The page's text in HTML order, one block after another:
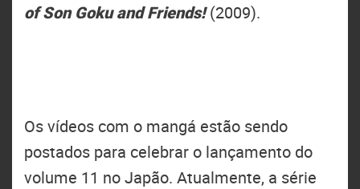
of Son Goku and Friends!(2009).
Os vídeos com o mangá estão sendo
postados para celebrar o lançamento do
volume 11 no Japão. Atualmente, a série